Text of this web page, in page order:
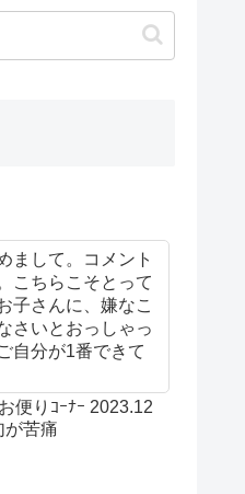
まして。コメント
こちらこそとって
子さんに、嫌なこ
さいとおっしゃっ
自分が1番できて
便りｺｰﾅｰ 2023.12
が苦痛